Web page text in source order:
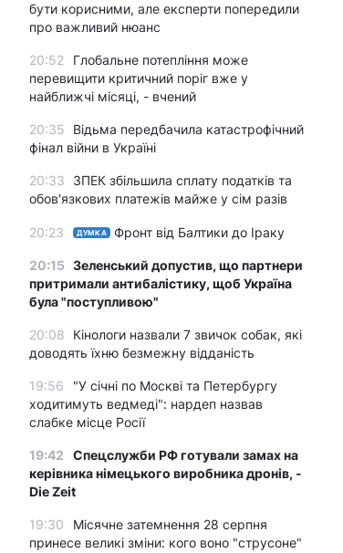
бути корисними, але експерти попередили
про важливий нюанс
20:52
Глобальне потепління може
перевищити критичний поріг вже у
найближчі місяці, - вчений
20:35
Відьма передбачила катастрофічний
фінал війни в Україні
20:33
ЗПЕК збільшила сплату податків та
обов'язкових платежів майже у сім разів
20:23 ДУМКА Фронт від Балтики до Іраку
20:15 Зеленський допустив, що партнери
притримали антибалістику, щоб Україна
була "поступливою"
20:08
Кінологи назвали 7 звичок собак, які
доводять їхню безмежну відданість
19:56
"У січні по Москві та Петербургу
ходитимуть ведмеді": нардеп назвав
слабке місце Росії
19:42
Спецслужби РФ готували замах на
керівника німецького виробника дронів, -
Die Zeit
19:30
Місячне затемнення 28 серпня
принесе великі зміни: кого воно "струсоне"